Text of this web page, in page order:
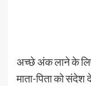
अच्छे अंक लाने के लिए
माता-पिता को